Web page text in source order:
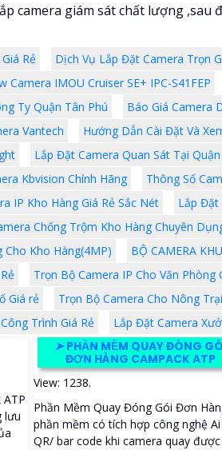
camera giám sát chất lượng ,sau
Rẻ
Dịch Vụ Lắp Đặt Camera Trọn
Camera IMOU Cruiser SE+ IPC-S41FEP
Ty Quận Tân Phú Báo Giá Camera
Vantech
Hướng Dẫn Cài Đặt Và
Lắp Đặt Camera Quan Sát Tại
Kbvision Chính Hãng
Thông Số
IP Kho Hàng Giá Rẻ Sắc Nét
Lắp Đặt
Chống Trộm Kho Hàng Chuyên
Cho Kho Hàng(4MP)
BỘ CAMERA
Trọn Bộ Camera IP Cho Văn Phòng
Giá rẻ Trọn Bộ Camera Cho Nông
Trình Giá Rẻ Lắp Đặt Camera
lưu
➤PHẦN MỀM QUAY ĐÓNG
ĐƠN HÀNG CAMPACK ATP
View: 1238.
Phần Mềm Quay Đóng Gói Đơn
phần mềm có tích hợp công nghệ
QR/ bar code khi camera quay